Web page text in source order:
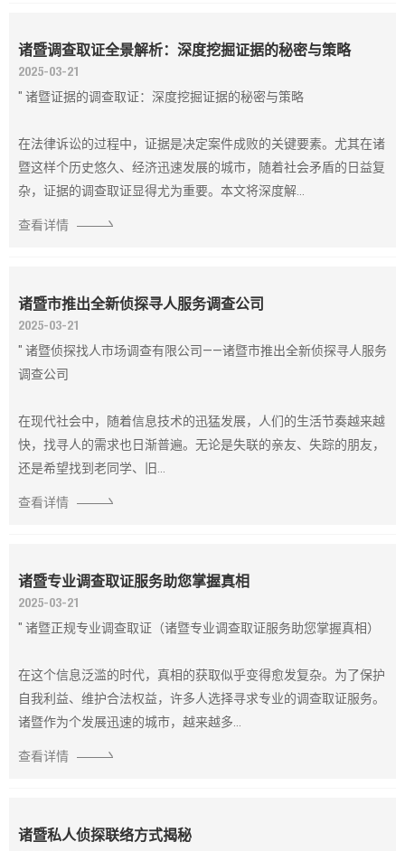
诸暨调查取证全景解析：深度挖掘证据的秘密与策略
2025-03-21
" 诸暨证据的调查取证：深度挖掘证据的秘密与策略
在法律诉讼的过程中，证据是决定案件成败的关键要素。尤其在诸
暨这样个历史悠久、经济迅速发展的城市，随着社会矛盾的日益复
杂，证据的调查取证显得尤为重要。本文将深度解...
查看详情
诸暨市推出全新侦探寻人服务调查公司
2025-03-21
" 诸暨侦探找人市场调查有限公司——诸暨市推出全新侦探寻人服务
调查公司
在现代社会中，随着信息技术的迅猛发展，人们的生活节奏越来越
快，找寻人的需求也日渐普遍。无论是失联的亲友、失踪的朋友，
还是希望找到老同学、旧...
查看详情
诸暨专业调查取证服务助您掌握真相
2025-03-21
" 诸暨正规专业调查取证（诸暨专业调查取证服务助您掌握真相）
在这个信息泛滥的时代，真相的获取似乎变得愈发复杂。为了保护
自我利益、维护合法权益，许多人选择寻求专业的调查取证服务。
诸暨作为个发展迅速的城市，越来越多...
查看详情
诸暨私人侦探联络方式揭秘